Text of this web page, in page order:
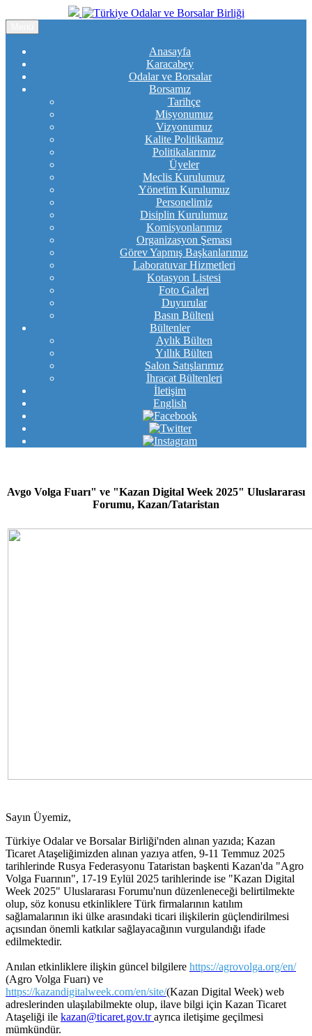
Anasayfa
Karacabey
Odalar ve Borsalar
Borsamız
Tarihçe
Misyonumuz
Vizyonumuz
Kalite Politikamız
Politikalarımız
Üyeler
Meclis Kurulumuz
Yönetim Kurulumuz
Personelimiz
Disiplin Kurulumuz
Komisyonlarımız
Organizasyon Şeması
Görev Yapmış Başkanlarımız
Laboratuvar Hizmetleri
Kotasyon Listesi
Foto Galeri
Duyurular
Basın Bülteni
Bültenler
Aylık Bülten
Yıllık Bülten
Salon Satışlarımız
İhracat Bültenleri
İletişim
English
Avgo Volga Fuarı" ve "Kazan Digital Week 2025" Uluslararası
Forumu, Kazan/Tataristan
Sayın Üyemiz,
Türkiye Odalar ve Borsalar Birliği'nden alınan yazıda; Kazan
Ticaret Ataşeliğimizden alınan yazıya atfen, 9-11 Temmuz 2025
tarihlerinde Rusya Federasyonu Tataristan başkenti Kazan'da "Agro
Volga Fuarının", 17-19 Eylül 2025 tarihlerinde ise "Kazan Digital
Week 2025" Uluslararası Forumu'nun düzenleneceği belirtilmekte
olup, söz konusu etkinliklere Türk firmalarının katılım
sağlamalarının iki ülke arasındaki ticari ilişkilerin güçlendirilmesi
açısından önemli katkılar sağlayacağının vurgulandığı ifade
edilmektedir.
Anılan etkinliklere ilişkin güncel bilgilere https://agrovolga.org/en/
(Agro Volga Fuarı) ve
https://kazandigitalweek.com/en/site/(Kazan Digital Week) web
adreslerinden ulaşılabilmekte olup, ilave bilgi için Kazan Ticaret
Ataşeliği ile kazan@ticaret.gov.trayrıca iletişime geçilmesi
mümkündür.